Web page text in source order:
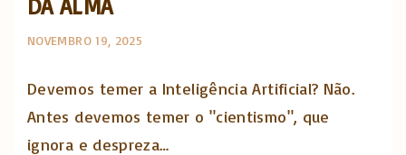
NOVEMBRO 19, 2025
Devemos temer a Inteligência Artificial? Não.
Antes devemos temer o "cientismo", que
ignora e despreza…